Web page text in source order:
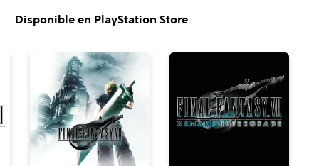
Disponible en PlayStation Store